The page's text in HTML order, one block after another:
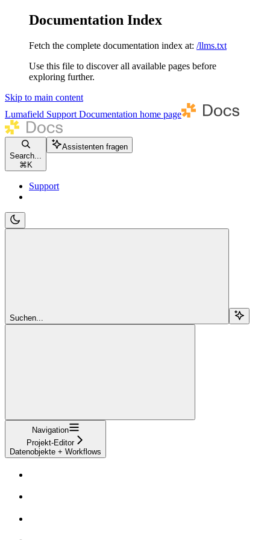
Documentation Index
Fetch the complete documentation index at: /llms.txt
Use this file to discover all available pages before
exploring further.
Skip to main content
Lumafield Support Documentation home page
Search...
⌘ K
Assistenten fragen
Support
Suchen...
Navigation
Projekt-Editor
Datenobjekte + Workflows